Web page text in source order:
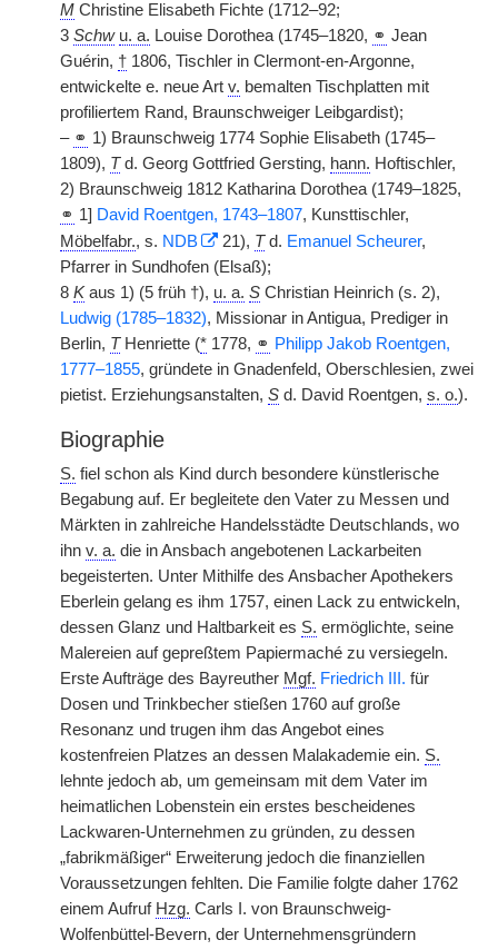
M Christine Elisabeth Fichte (1712–92;
3 Schw u. a. Louise Dorothea (1745–1820, ⚭ Jean
Guérin, † 1806, Tischler in Clermont-en-Argonne,
entwickelte e. neue Art v. bemalten Tischplatten mit
profiliertem Rand, Braunschweiger Leibgardist);
– ⚭ 1) Braunschweig 1774 Sophie Elisabeth (1745–
1809), Td. Georg Gottfried Gersting, hann. Hoftischler,
2) Braunschweig 1812 Katharina Dorothea (1749–1825,
⚭ 1] David Roentgen, 1743–1807, Kunsttischler,
Möbelfabr., s. NDB 21), Td. Emanuel Scheurer,
Pfarrer in Sundhofen (Elsaß);
8 Kaus 1) (5 früh †), u. a. S Christian Heinrich (s. 2),
Ludwig (1785–1832), Missionar in Antigua, Prediger in
Berlin, THenriette (* 1778, ⚭ Philipp Jakob Roentgen,
1777–1855, gründete in Gnadenfeld, Oberschlesien, zwei
pietist. Erziehungsanstalten, S d. David Roentgen, s. o.).
Biographie
S. fiel schon als Kind durch besondere künstlerische
Begabung auf. Er begleitete den Vater zu Messen und
Märkten in zahlreiche Handelsstädte Deutschlands, wo
ihn v. a. die in Ansbach angebotenen Lackarbeiten
begeisterten. Unter Mithilfe des Ansbacher Apothekers
Eberlein gelang es ihm 1757, einen Lack zu entwickeln,
dessen Glanz und Haltbarkeit es S. ermöglichte, seine
Malereien auf gepreßtem Papiermaché zu versiegeln.
Erste Aufträge des Bayreuther Mgf. Friedrich III. für
Dosen und Trinkbecher stießen 1760 auf große
Resonanz und trugen ihm das Angebot eines
kostenfreien Platzes an dessen Malakademie ein. S.
lehnte jedoch ab, um gemeinsam mit dem Vater im
heimatlichen Lobenstein ein erstes bescheidenes
Lackwaren-Unternehmen zu gründen, zu dessen
„fabrikmäßiger“ Erweiterung jedoch die finanziellen
Voraussetzungen fehlten. Die Familie folgte daher 1762
einem Aufruf Hzg. Carls I. von Braunschweig-
Wolfenbüttel-Bevern, der Unternehmensgründern